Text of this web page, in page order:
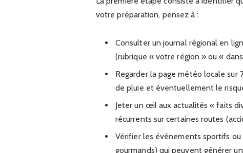
votre préparation, pensez à :
Consulter un journal régional en
(rubrique « votre région » ou «
Regarder la page météo locale sur
de pluie et éventuellement le
Jeter un œil aux actualités « faits
récurrents sur certaines routes
Vérifier les événements sportifs
gourmands) qui peuvent générer